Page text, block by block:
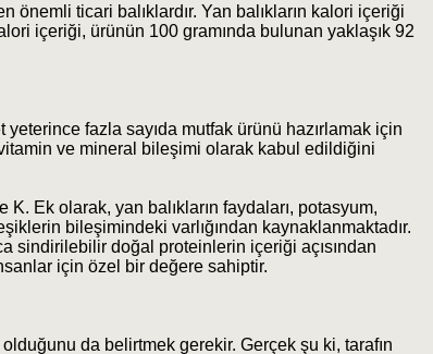
önemli ticari balıklardır. Yan balıkların kalori içeriği
içeriği, ürünün 100 gramında bulunan yaklaşık 92
fazla sayıda mutfak ürünü hazırlamak için
ve mineral bileşimi olarak kabul edildiğini
Ek olarak, yan balıkların faydaları, potasyum,
bileşimindeki varlığından kaynaklanmaktadır.
sindirilebilir doğal proteinlerin içeriği açısından
için özel bir değere sahiptir.
da belirtmek gerekir. Gerçek şu ki, tarafın